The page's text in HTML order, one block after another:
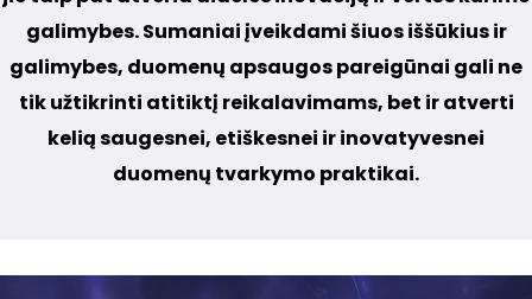
galimybes. Sumaniai įveikdami šiuos iššūkius ir
galimybes, duomenų apsaugos pareigūnai gali ne
tik užtikrinti atitiktį reikalavimams, bet ir atverti
kelią saugesnei, etiškesnei ir inovatyvesnei
duomenų tvarkymo praktikai.